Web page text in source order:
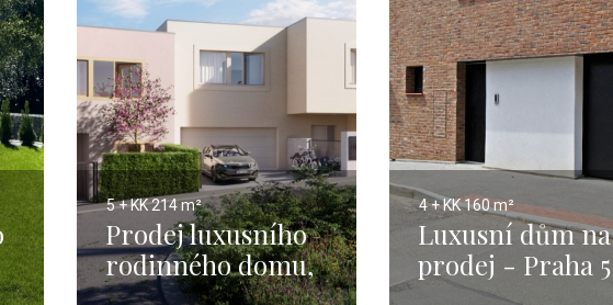
5 + KK214 m²
Prodej luxusního
rodinného domu,
Praha 5 - 223 m2
4 + KK160 m²
Luxusní dům na
prodej - Praha
Jinonice